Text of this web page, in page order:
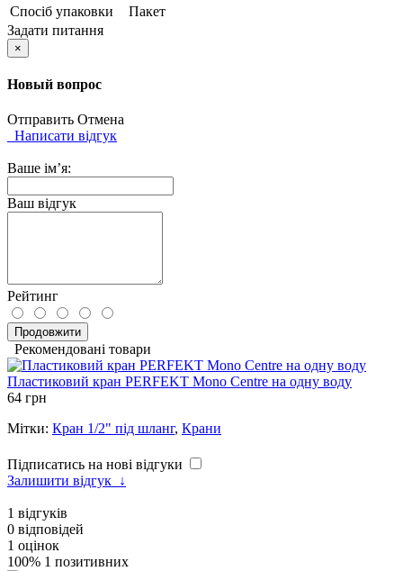
Спосіб упаковки
Пакет
Задати питання
×
Новый вопрос
Отправить Отмена
Написати відгук
Ваше ім’я:
Ваш відгук
Рейтинг
Продовжити
Рекомендовані товари
Пластиковий кран PERFEKT Mono Centre на одну воду
64 грн
Мітки: Кран 1/2" під шланг, Крани
Підписатись на нові відгуки
Залишити відгук ↓
1 відгуків
0 відповідей
1 оцінок
100% 1 позитивних